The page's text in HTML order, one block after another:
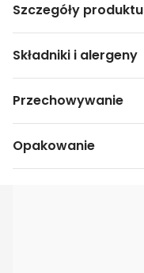
Szczegóły produktu
Składniki i alergeny
Przechowywanie
Opakowanie